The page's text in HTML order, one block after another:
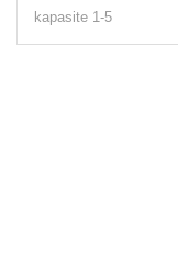
kapasite 1-5